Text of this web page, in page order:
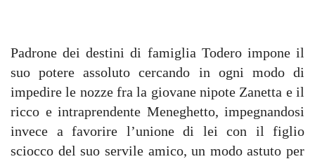
Padrone dei destini di famiglia Todero impone il
suo potere assoluto cercando in ogni modo di
impedire le nozze fra la giovane nipote Zanetta e il
ricco e intraprendente Meneghetto, impegnandosi
invece a favorire l’unione di lei con il figlio
sciocco del suo servile amico, un modo astuto per